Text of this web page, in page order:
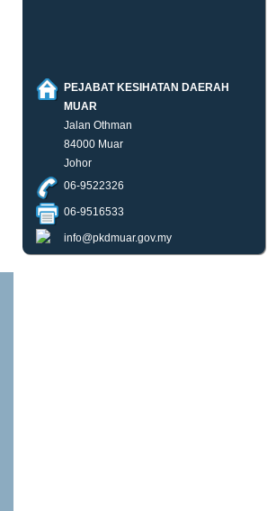
PEJABAT KESIHATAN DAERAH
MUAR
Jalan Othman
84000 Muar
Johor
06-9522326
06-9516533
info@pkdmuar.gov.my